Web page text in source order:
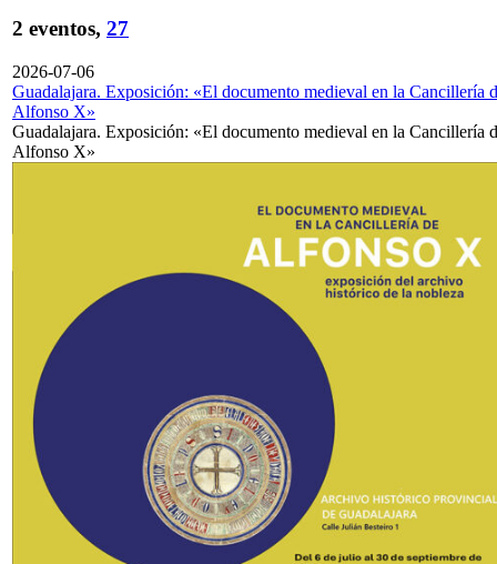
2 eventos, 27
2026-07-06
Guadalajara. Exposición: «El documento medieval en la Cancillería
Alfonso X»
Guadalajara. Exposición: «El documento medieval en la Cancillería
Alfonso X»